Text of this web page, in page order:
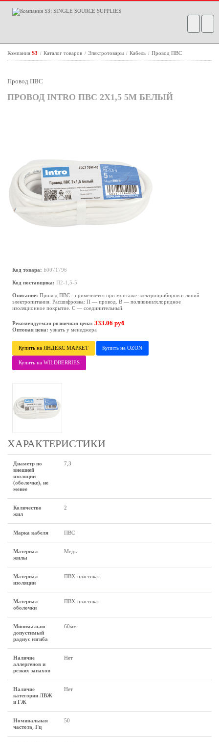
Компания S3 / Каталог товаров / Электротовары / Кабель / Провод ПВС
Провод ПВС
ПРОВОД INTRO ПВС 2Х1,5 5М БЕЛЫЙ
Код товара: Б0071796
Код поставщика: П2-1,5-5
Описание: Провод ПВС - применяется при монтаже электроприборов и линий
электропитания. Расшифровка: П — провод. В — поливинилхлоридное
изоляционное покрытие. С — соединительный.
Рекомендуемая розничная цена: 333.06 руб
Оптовая цена: узнать у менеджера
Купить на ЯНДЕКС МАРКЕТ Купить на OZON
Купить на WILDBERRIES
ХАРАКТЕРИСТИКИ
Диаметр по
внешней
изоляции
(оболочке), не
менее
7,3
Количество
жил
2
Марка кабеля ПВС
Материал
жилы
Медь
Материал
изоляции
ПВХ-пластикат
Материал
оболочки
ПВХ-пластикат
Минимально
допустимый
радиус изгиба
60мм
Наличие
аллергенов и
резких запахов
Нет
Наличие
категории ЛВЖ
и ГЖ
Нет
Номинальная
частота, Гц
50